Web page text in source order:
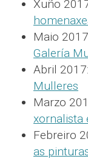
Xuño
Maio
Galería
Abril 2017:
Mulleres
Marzo
xornalista
Febreiro
as